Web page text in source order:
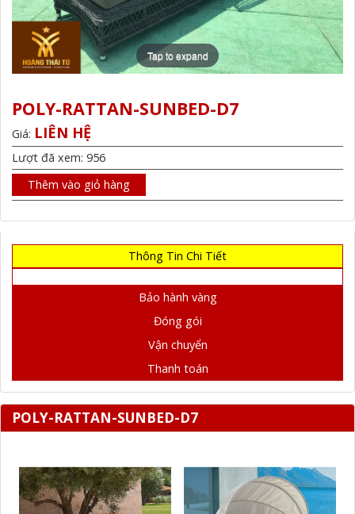
Tap to expand
POLY-RATTAN-SUNBED-D7
Giá: LIÊN HỆ
Lượt đã xem: 956
Thêm vào giỏ hàng
Thông Tin Chi Tiết
Bảo hành vàng
Đóng gói
Vận chuyển
Thanh toán
POLY-RATTAN-SUNBED-D7